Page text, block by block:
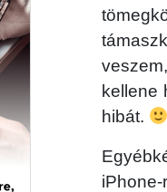
kellene
hibát.